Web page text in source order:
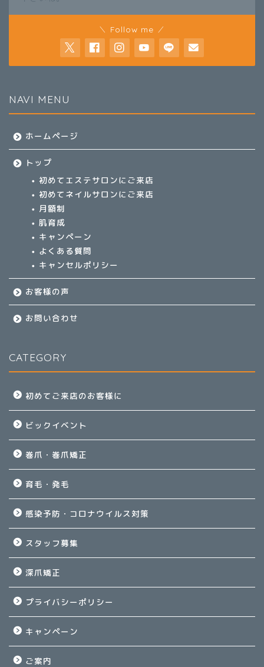
＼ Follow me ／
NAVI MENU
ホームページ
トップ
初めてエステサロンにご来店
初めてネイルサロンにご来店
月額制
肌育成
キャンペーン
よくある質問
キャンセルポリシー
お客様の声
お問い合わせ
CATEGORY
初めてご来店のお客様に
ビックイベント
巻爪・巻爪矯正
育毛・発毛
感染予防・コロナウイルス対策
スタッフ募集
深爪矯正
プライバシーポリシー
キャンペーン
ご案内